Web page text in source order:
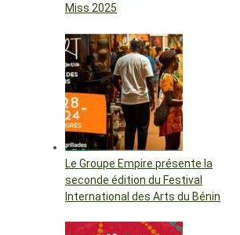
Miss 2025
Le Groupe Empire présente la
seconde édition du Festival
International des Arts du Bénin